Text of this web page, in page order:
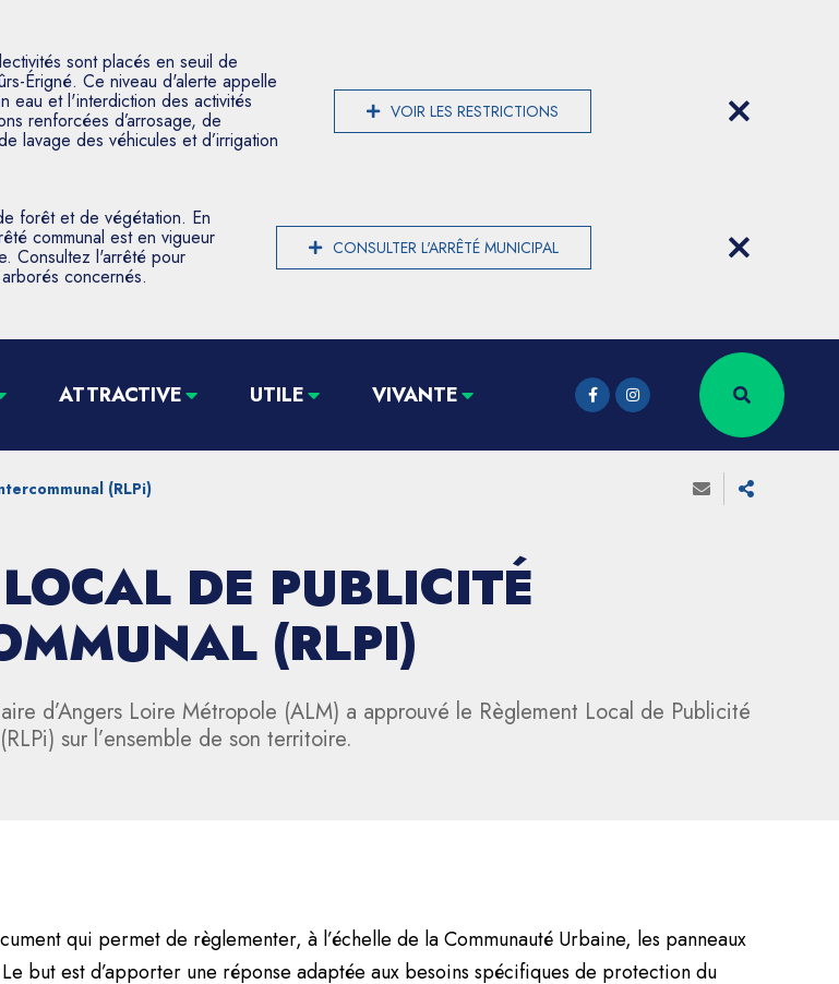
sont placés en seuil de
Érigné. Ce niveau d'alerte appelle
eau et l'interdiction des activités
renforcées d’arrosage, de
lavage des véhicules et d’irrigation
VOIR LES RESTRICTIONS
forêt et de végétation. En
communal est en vigueur
Consultez l'arrêté pour
concernés.
CONSULTER L'ARRÊTÉ MUNICIPAL
ATTRACTIVE UTILE VIVANTE
(RLPi)
DE PUBLICITÉ
(RLPI)
d’Angers Loire Métropole (ALM) a approuvé le Règlement Local de Publicité
sur l’ensemble de son territoire.
qui permet de règlementer, à l’échelle de la Communauté Urbaine, les panneaux
but est d’apporter une réponse adaptée aux besoins spécifiques de protection du